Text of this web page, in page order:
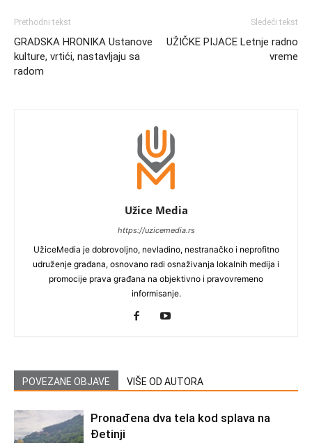
Prethodni tekst
GRADSKA HRONIKA Ustanove
kulture, vrtići, nastavljaju sa
radom
Sledeći tekst
UŽIČKE PIJACE Letnje radno
vreme
Užice Media
https://uzicemedia.rs
UžiceMedia je dobrovoljno, nevladino, nestranačko i neprofitno
udruženje građana, osnovano radi osnaživanja lokalnih medija i
promocije prava građana na objektivno i pravovremeno
informisanje.
POVEZANE OBJAVE VIŠE OD AUTORA
Pronađena dva tela kod splava na
Đetinji